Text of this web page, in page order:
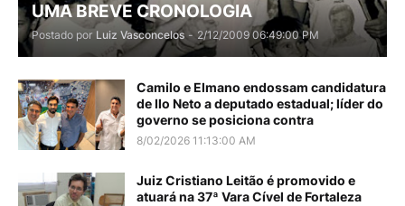
UMA BREVE CRONOLOGIA
Postado por Luiz Vasconcelos - 2/12/2009 06:49:00 PM
Camilo e Elmano endossam candidatura
de Ilo Neto a deputado estadual; líder do
governo se posiciona contra
8/02/2026 11:13:00 AM
Juiz Cristiano Leitão é promovido e
atuará na 37ª Vara Cível de Fortaleza